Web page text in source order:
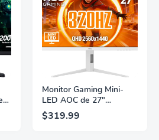
Monitor Gaming Mini-
LED AOC de 27"
Pulgadas, QHD
2560×1440, 320Hz, 1ms
$319.99